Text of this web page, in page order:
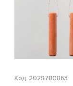
Код: 2028780863